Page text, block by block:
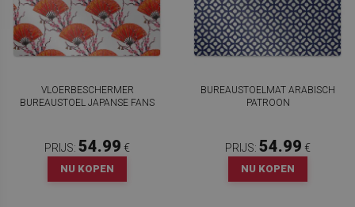
VLOERBESCHERMER
BUREAUSTOEL JAPANSE FANS
PRIJS: 54.99 €
NU KOPEN
BUREAUSTOELMAT ARABISCH
PATROON
PRIJS: 54.99 €
NU KOPEN